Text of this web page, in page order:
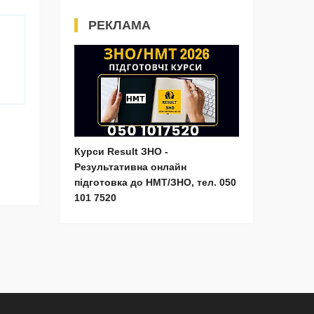
РЕКЛАМА
Курси Result ЗНО -
Результативна онлайн
підготовка до НМТ/ЗНО, тел. 050
101 7520